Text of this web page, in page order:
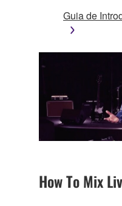
Guia de
How To Mix